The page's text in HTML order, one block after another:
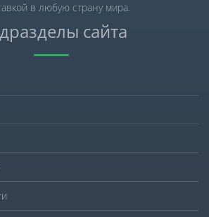
в любую страну мира.
сайта